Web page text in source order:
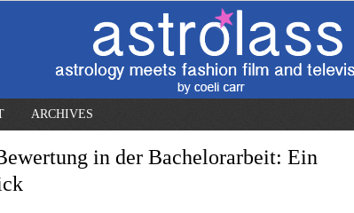
ARCHIVES
in der Bachelorarbeit: Ein